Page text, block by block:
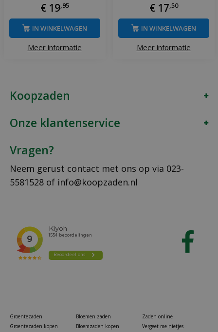
€ 19, 95
Meer informatie
IN WINKELWAGEN
€ 17 50
Meer informatie
IN WINKELWAGEN
Koopzaden
Onze klantenservice
Vragen?
Neem gerust contact met ons op via 023-
5581528 of info@koopzaden.nl
Groentezaden
Groentezaden kopen
Bloemen zaden
Bloemzaden kopen
Zaden online
Vergeet me nietjes